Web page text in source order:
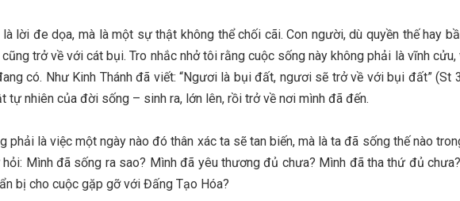
lời đe dọa, mà là một sự thật không thể chối cãi. Con người, dù quyền thế hay
trở về với cát bụi. Tro nhắc nhở tôi rằng cuộc sống này không phải là vĩnh cửu,
có. Như Kinh Thánh đã viết: “Ngươi là bụi đất, ngươi sẽ trở về với bụi đất” (St
tự nhiên của đời sống – sinh ra, lớn lên, rồi trở về nơi mình đã đến.
phải là việc một ngày nào đó thân xác ta sẽ tan biến, mà là ta đã sống thế nào
Mình đã sống ra sao? Mình đã yêu thương đủ chưa? Mình đã tha thứ đủ
bị cho cuộc gặp gỡ với Đấng Tạo Hóa?